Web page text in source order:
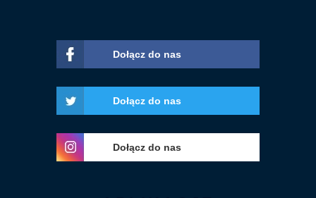
Dołącz do nas
Dołącz do nas
Dołącz do nas